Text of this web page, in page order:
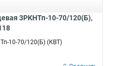
3РКНТп-10-70/120(Б),
10-70/120(Б) (КВТ)